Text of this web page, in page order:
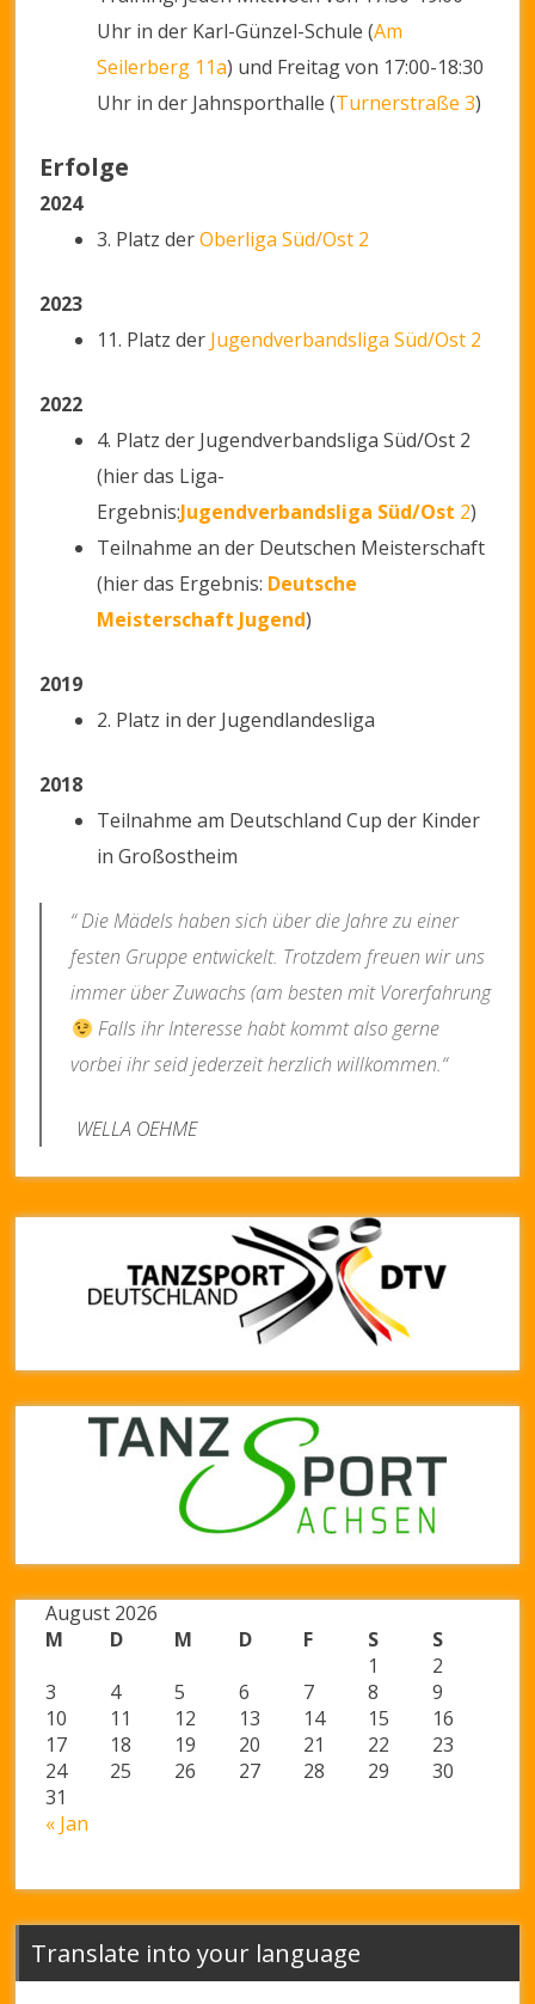
Uhr in der Karl-Günzel-Schule (Am
Seilerberg 11a) und Freitag von 17:00-18:30
Uhr in der Jahnsporthalle (Turnerstraße 3)
Erfolge
2024
3. Platz derOberliga Süd/Ost 2
2023
11. Platz der Jugendverbandsliga Süd/Ost 2
2022
4. Platz der Jugendverbandsliga Süd/Ost 2
(hier das Liga-
Ergebnis:Jugendverbandsliga Süd/Ost 2)
Teilnahme an der Deutschen Meisterschaft
(hier das Ergebnis: Deutsche
Meisterschaft Jugend)
2019
2. Platz in der Jugendlandesliga
2018
Teilnahme am Deutschland Cup der Kinder
in Großostheim
“ Die Mädels haben sich über die Jahre zu einer
festen Gruppe entwickelt. Trotzdem freuen wir uns
immer über Zuwachs (am besten mit Vorerfahrung
Falls ihr Interesse habt kommt also gerne
vorbei ihr seid jederzeit herzlich willkommen.“
WELLA OEHME
August 2026
M
D M D F S S
« Jan
1
2
3
4 5 6 7 8
9
10
11 12 13 14 15
16
17
18 19 20 21 22
23
24
25 26 27 28 29
30
31
Translate into your language